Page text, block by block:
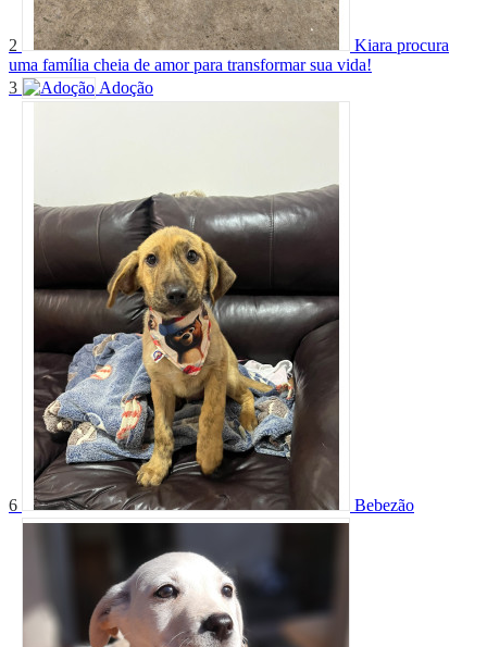
2
Kiara procura
uma família cheia de amor para transformar sua vida!
3
Adoção
6 Bebezão